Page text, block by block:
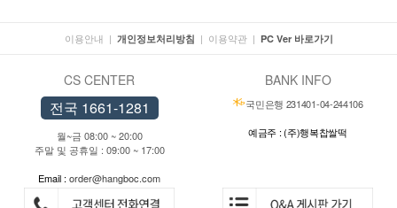
이용안내 | 개인정보처리방침 | 이용약관 | PC Ver 바로가기
CS CENTER
전국 1661-1281
월~금 08:00 ~ 20:00
주말 및 공휴일 : 09:00 ~ 17:00
Email : order@hangboc.com
BANK INFO
국민은행 231401-04-244106
예금주 : (주)행복찹쌀떡